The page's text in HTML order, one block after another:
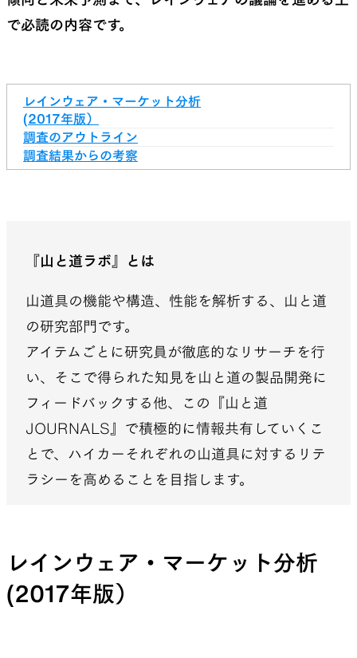
で必読の内容です。
レインウェア・マーケット分析
(2017年版）
調査のアウトライン
調査結果からの考察
『山と道ラボ』とは
山道具の機能や構造、性能を解析する、山と道
の研究部門です。
アイテムごとに研究員が徹底的なリサーチを行
い、そこで得られた知見を山と道の製品開発に
フィードバックする他、この『山と道
JOURNALS』で積極的に情報共有していくこ
とで、ハイカーそれぞれの山道具に対するリテ
ラシーを高めることを目指します。
レインウェア・マーケット分析
(2017年版）